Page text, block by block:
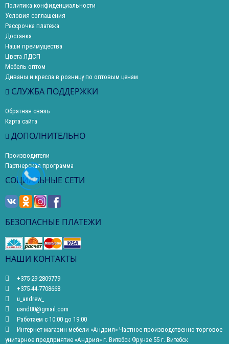
Политика конфиденциальности
Условия соглашения
Рассрочка платежа
Доставка
Наши преимущества
Цвета ЛДСП
Мебель оптом
Диваны и кресла в розницу по оптовым ценам
СЛУЖБА ПОДДЕРЖКИ
Обратная связь
Карта сайта
ДОПОЛНИТЕЛЬНО
Производители
Партнерская программа
СОЦИАЛЬНЫЕ СЕТИ
БЕЗОПАСНЫЕ ПЛАТЕЖИ
НАШИ КОНТАКТЫ
+375-29-2809779
+375-44-7708668
u_andrew_
uand80@gmail.com
Работаем с 10:00 до 19:00
Интернет-магазин мебели «Андрия» Частное производственно-торговое
унитарное предприятие «Андрия» г. Витебск Фрунзе 55 г. Витебск